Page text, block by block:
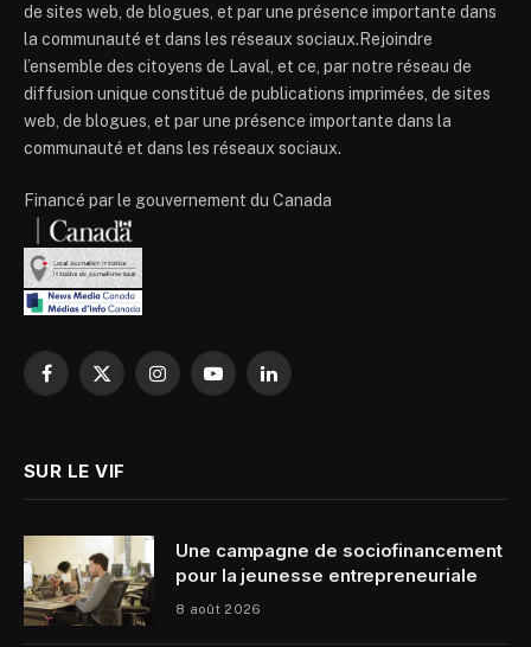
de sites web, de blogues, et par une présence importante dans
la communauté et dans les réseaux sociaux.Rejoindre
l’ensemble des citoyens de Laval, et ce, par notre réseau de
diffusion unique constitué de publications imprimées, de sites
web, de blogues, et par une présence importante dans la
communauté et dans les réseaux sociaux.
Financé par le gouvernement du Canada
Facebook
X
InstagramYouTubeLinkedIn
SUR LE VIF
Une campagne de sociofinancement
pour la jeunesse entrepreneuriale
8 août 2026